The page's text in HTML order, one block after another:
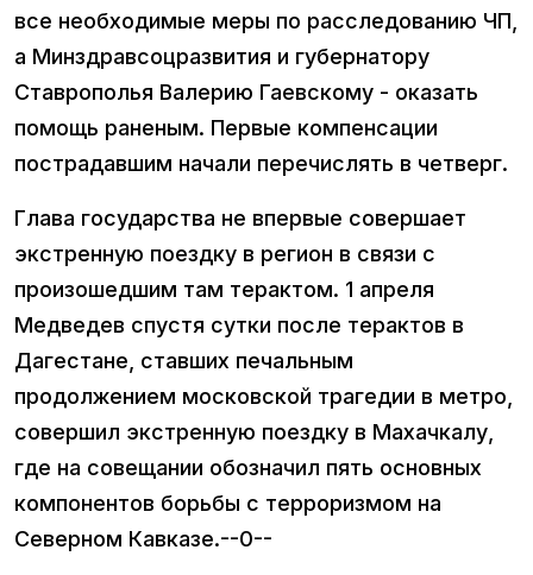
все необходимые меры по расследованию ЧП,
а Минздравсоцразвития и губернатору
Ставрополья Валерию Гаевскому - оказать
помощь раненым. Первые компенсации
пострадавшим начали перечислять в четверг.
Глава государства не впервые совершает
экстренную поездку в регион в связи с
произошедшим там терактом. 1 апреля
Медведев спустя сутки после терактов в
Дагестане, ставших печальным
продолжением московской трагедии в метро,
совершил экстренную поездку в Махачкалу,
где на совещании обозначил пять основных
компонентов борьбы с терроризмом на
Северном Кавказе.--0--